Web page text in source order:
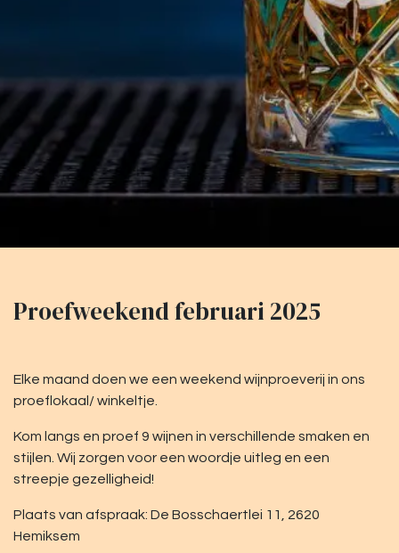
Proefweekend februari 2025
Elke maand doen we een weekend wijnproeverij in ons
proeflokaal/ winkeltje.
Kom langs en proef 9 wijnen in verschillende smaken en
stijlen. Wij zorgen voor een woordje uitleg en een
streepje gezelligheid!
Plaats van afspraak: De Bosschaertlei 11, 2620
Hemiksem